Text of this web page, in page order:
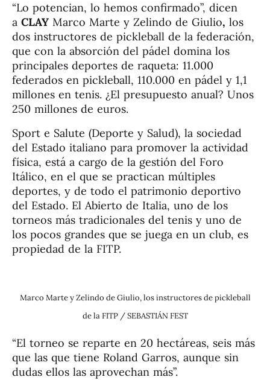
“Lo potencian, lo hemos confirmado”, dicen
a CLAY Marco Marte y Zelindo de Giulio, los
dos instructores de pickleball de la federación,
que con la absorción del pádel domina los
principales deportes de raqueta: 11.000
federados en pickleball, 110.000 en pádel y 1,1
millones en tenis. ¿El presupuesto anual? Unos
250 millones de euros.
Sport e Salute (Deporte y Salud), la sociedad
del Estado italiano para promover la actividad
física, está a cargo de la gestión del Foro
Itálico, en el que se practican múltiples
deportes, y de todo el patrimonio deportivo
del Estado. El Abierto de Italia, uno de los
torneos más tradicionales del tenis y uno de
los pocos grandes que se juega en un club, es
propiedad de la FITP.
Marco Marte y Zelindo de Giulio, los instructores de pickleball
de la FITP / SEBASTIÁN FEST
“El torneo se reparte en 20 hectáreas, seis más
que las que tiene Roland Garros, aunque sin
dudas ellos las aprovechan más”.